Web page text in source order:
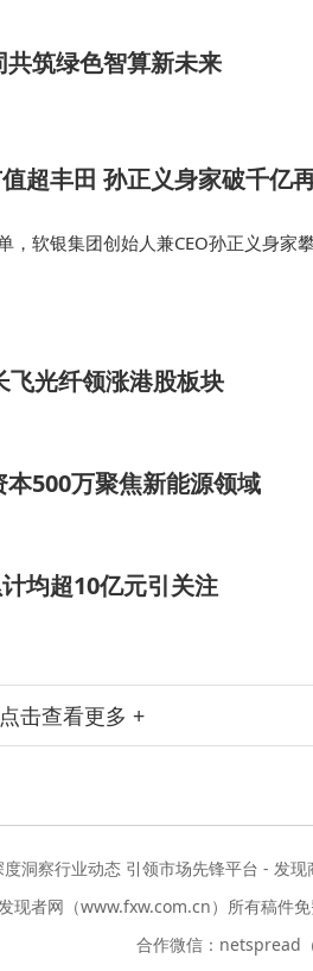
筑绿色智算新未来
超丰田 孙正义身家破千亿
，软银集团创始人兼CEO孙正义身家
日元（约合…
光纤领涨港股板块
500万聚焦新能源领域
均超10亿元引关注
点击查看更多 +
洞察行业动态 引领市场先锋平台 - 发现
现者网（www.fxw.com.cn）所有稿件免
合作微信：netspread